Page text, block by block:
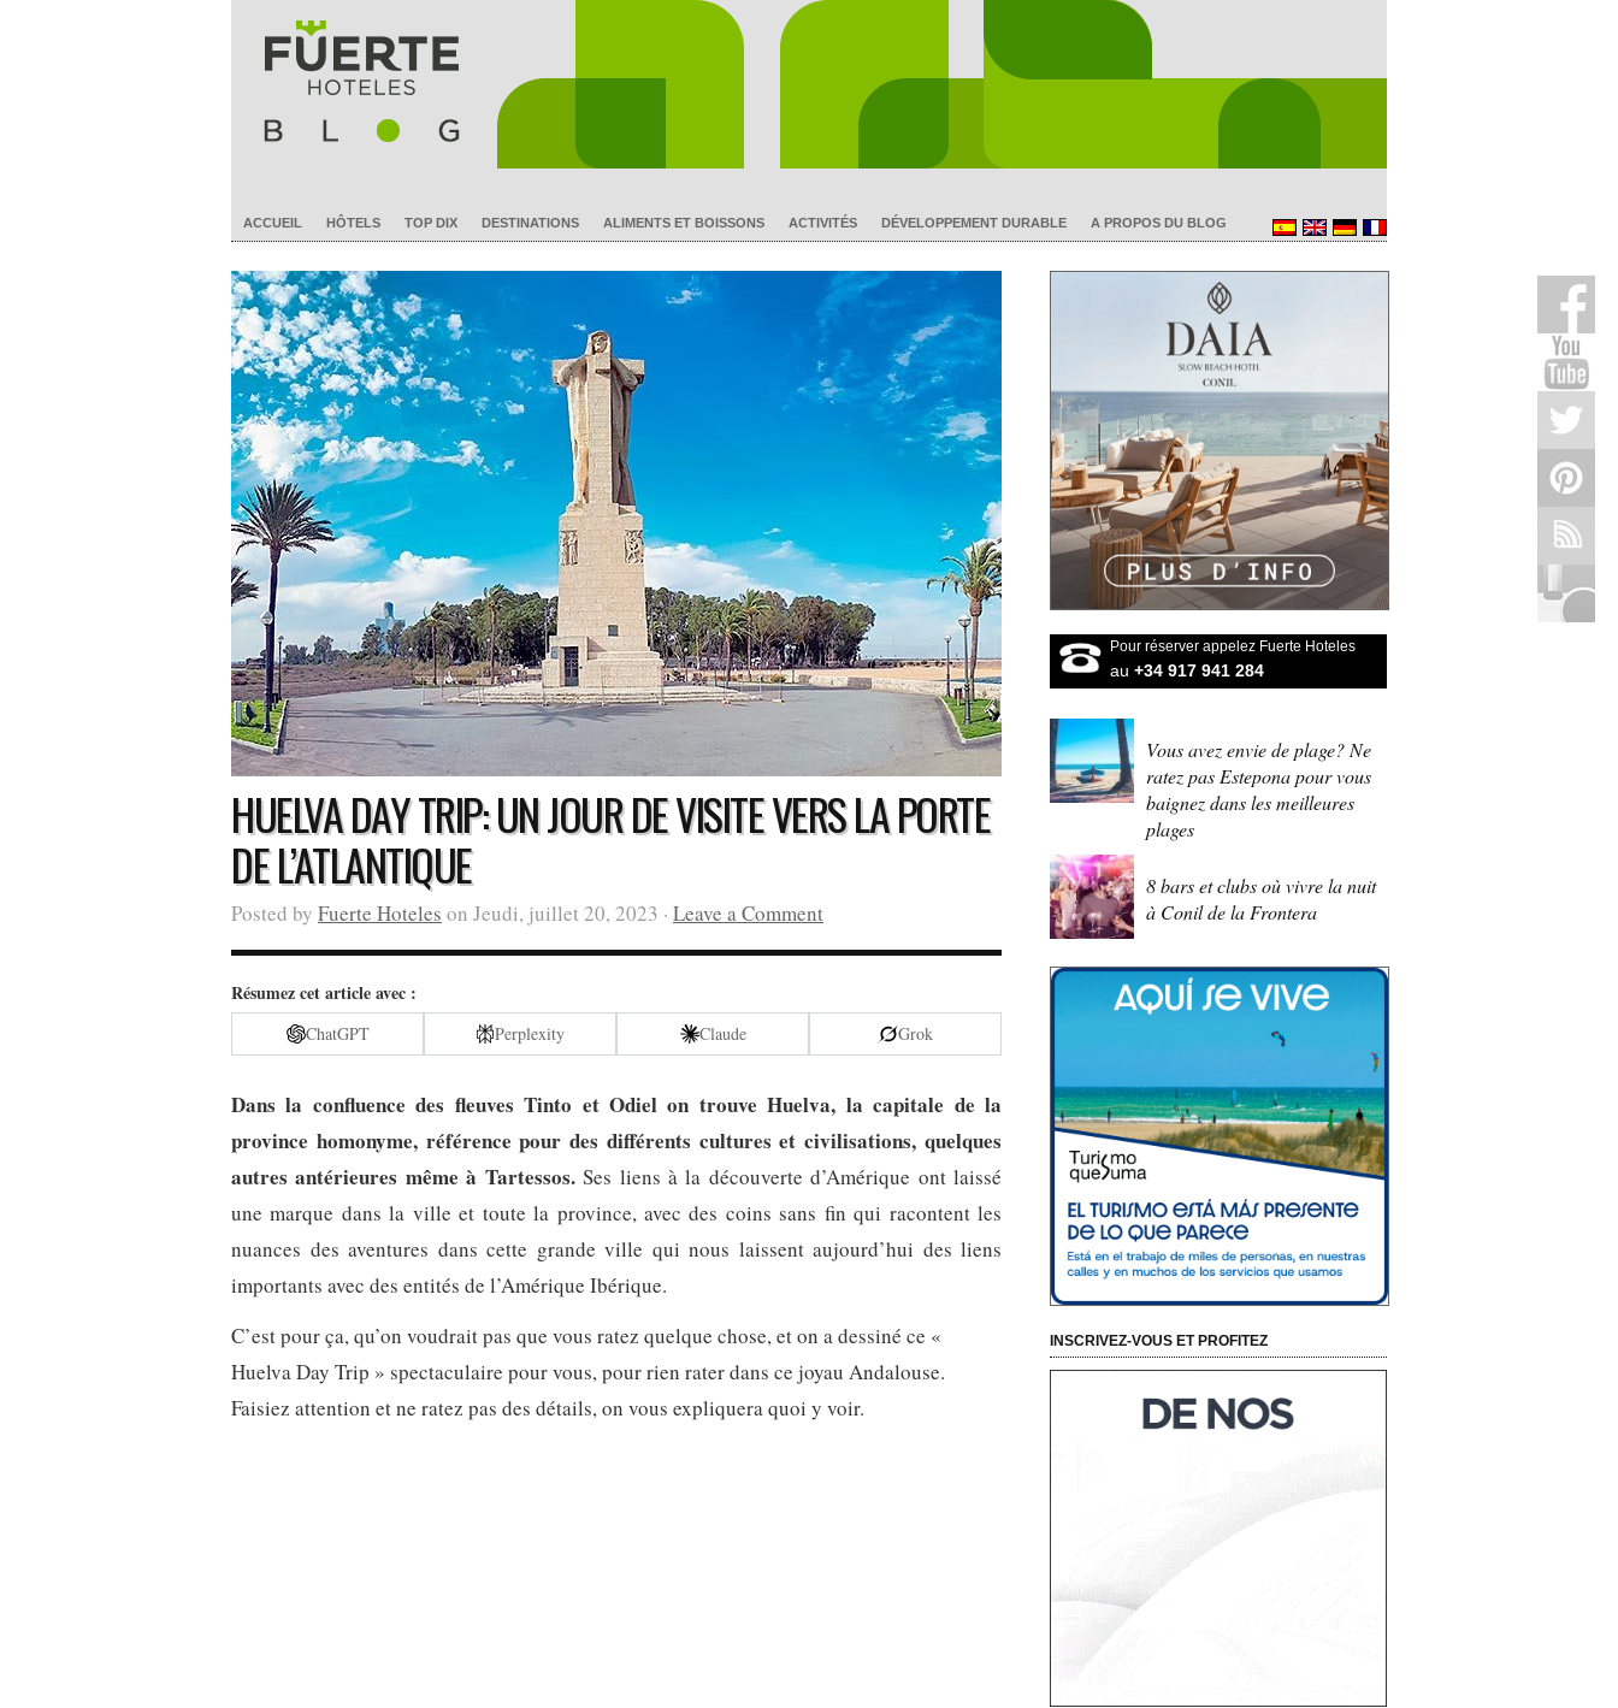
ACCUEIL HÔTELS TOP DIX DESTINATIONS ALIMENTS ET BOISSONS ACTIVITÉS DÉVELOPPEMENT DURABLE A PROPOS DU BLOG
HUELVA DAY TRIP: UN JOUR DE VISITE VERS LA PORTE
DE L’ATLANTIQUE
Posted by Fuerte Hoteles on Jeudi, juillet 20, 2023 · Leave a Comment
Résumez cet article avec :
ChatGPT Perplexity Claude Grok
Dans la confluence des fleuves Tinto et Odiel on trouve Huelva, la capitale de la
province homonyme, référence pour des différents cultures et civilisations, quelques
autres antérieures même à Tartessos.Ses liens à la découverte d’Amérique ont laissé
une marque dans la ville et toute la province, avec des coins sans fin qui racontent les
nuances des aventures dans cette grande ville qui nous laissent aujourd’hui des liens
importants avec des entités de l’Amérique Ibérique.
C’est pour ça, qu’on voudrait pas que vous ratez quelque chose, et on a dessiné ce «
Huelva Day Trip » spectaculaire pour vous, pour rien rater dans ce joyau Andalouse.
Faisiez attention et ne ratez pas des détails, on vous expliquera quoi y voir.
Pour réserver appelez Fuerte Hoteles
au +34 917 941 284
Vous avez envie de plage? Ne
ratez pas Estepona pour vous
baignez dans les meilleures
plages
8 bars et clubs où vivre la nuit
à Conil de la Frontera
INSCRIVEZ-VOUS ET PROFITEZ